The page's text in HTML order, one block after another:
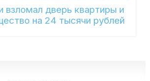
дверь квартиры и
на 24 тысячи рублей